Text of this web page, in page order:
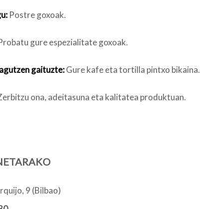
Postre goxoak.
gure espezialitate goxoak.
gaituzte:Gure kafe eta tortilla pintxo bikaina.
ona, adeitasuna eta kalitatea produktuan.
9 (Bilbao)